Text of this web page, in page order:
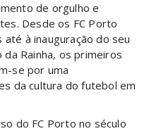
de orgulho e
Desde os FC Porto
à inauguração do seu
Rainha, os primeiros
se por uma
da cultura do futebol em
do FC Porto no século